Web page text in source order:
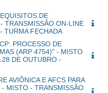
DE
TRANSMISSÃO ON-LINE
TURMA FECHADA
PROCESSO DE
(ARP 4754)" - MISTO
DE OUTUBRO -
AVIÔNICA E AFCS PARA
- MISTO - TRANSMISSÃO